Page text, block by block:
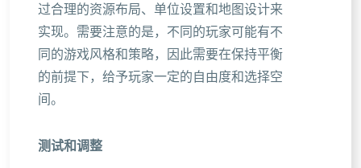
过合理的资源布局、单位设置和地图设计来
实现。需要注意的是，不同的玩家可能有不
同的游戏风格和策略，因此需要在保持平衡
的前提下，给予玩家一定的自由度和选择空
间。
测试和调整